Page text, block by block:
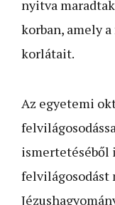
nyitva
korban, amely
korlátait.
Az egyetemi
ismertetéséből
felvilágosodást